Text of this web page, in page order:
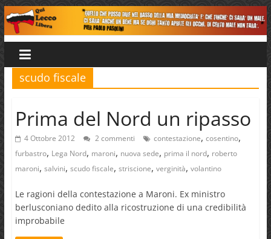
Salta
al
contenuto
Qui
Lecco
Libera
scudo fiscale
Prima del Nord un ripasso
4 Ottobre 2012 2 commenti contestazione, cosentino,
furbastro, Lega Nord, maroni, nuova sede, prima il nord, roberto
maroni, salvini, scudo fiscale, striscione, verginità, volantino
Le ragioni della contestazione a Maroni. Ex ministro
berlusconiano dedito alla ricostruzione di una credibilità
improbabile